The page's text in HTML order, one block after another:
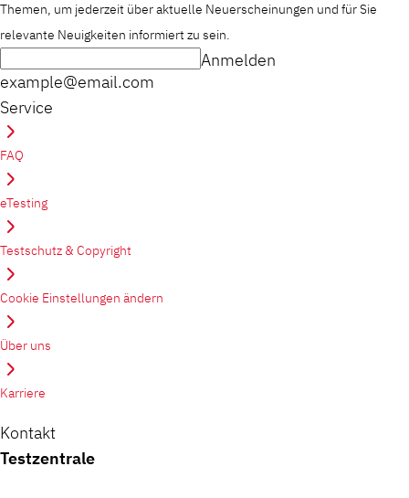
Themen, um jederzeit über aktuelle Neuerscheinungen und für Sie
relevante Neuigkeiten informiert zu sein.
example@email.com
Anmelden
Service
FAQ
eTesting
Testschutz & Copyright
Cookie Einstellungen ändern
Über uns
Karriere
Kontakt
Testzentrale